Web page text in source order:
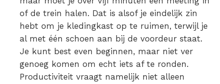
of de trein halen. Dat is alsof je eindelijk zin
hebt om je kledingkast op te ruimen, terwijl je
al met één schoen aan bij de voordeur staat.
Je kunt best even beginnen, maar niet ver
genoeg komen om echt iets af te ronden.
Productiviteit vraagt namelijk niet alleen